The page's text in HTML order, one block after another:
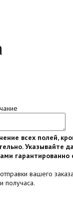
всех полей,
Указывайте
гарантированно
вашего
получаса.